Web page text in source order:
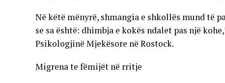
Në këtë mënyrë, shmangia e shkollës mund të
se sa është: dhimbja e kokës ndalet pas një
Psikologjinë Mjekësore në Rostock.
Migrena te fëmijët në rritje